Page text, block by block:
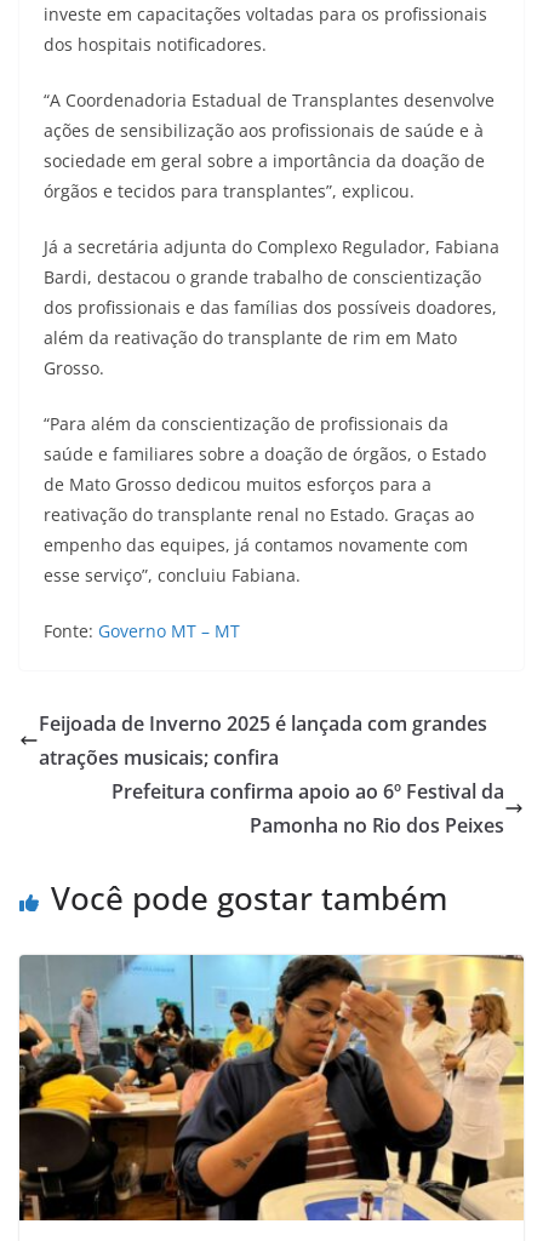
investe em capacitações voltadas para os profissionais
dos hospitais notificadores.
“A Coordenadoria Estadual de Transplantes desenvolve
ações de sensibilização aos profissionais de saúde e à
sociedade em geral sobre a importância da doação de
órgãos e tecidos para transplantes”, explicou.
Já a secretária adjunta do Complexo Regulador, Fabiana
Bardi, destacou o grande trabalho de conscientização
dos profissionais e das famílias dos possíveis doadores,
além da reativação do transplante de rim em Mato
Grosso.
“Para além da conscientização de profissionais da
saúde e familiares sobre a doação de órgãos, o Estado
de Mato Grosso dedicou muitos esforços para a
reativação do transplante renal no Estado. Graças ao
empenho das equipes, já contamos novamente com
esse serviço”, concluiu Fabiana.
Fonte: Governo MT – MT
Feijoada de Inverno 2025 é lançada com grandes
atrações musicais; confira
Prefeitura confirma apoio ao 6º Festival da
Pamonha no Rio dos Peixes
Você pode gostar também